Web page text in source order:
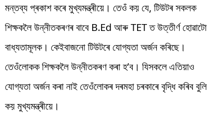
মন্তব্য প্ৰকাশ কৰে মুখ্যমন্ত্ৰীয়ে। তেওঁ কয় যে, টিউটৰ সকলক
শিক্ষকলৈ উন্নীতকৰণৰ বাবে B.Ed আৰু TET ত উত্তীৰ্ণ হোৱাটো
বাধ্যতামূলক। কেইবাজনো টিউটৰে যোগ্যতা অৰ্জন কৰিছে।
তেওঁলোকক শিক্ষকলৈ উন্নীতকৰণ কৰা হ’ব। যিসকলে এতিয়াও
যোগ্যতা অৰ্জন কৰা নাই তেওঁলোকৰ দৰমহা চৰকাৰে বৃদ্ধি কৰিব বুলি
কয় মুখ্যমন্ত্ৰীয়ে।